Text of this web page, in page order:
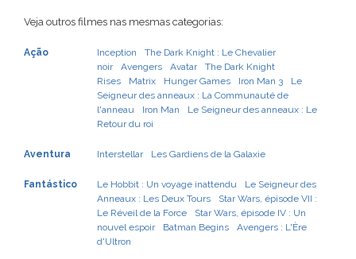
Veja outros filmes nas mesmas categorias:
Ação Inception
The Dark Knight : Le Chevalier
noir
Avengers Avatar
The Dark Knight
Rises
Matrix Hunger Games Iron Man 3
Le
Seigneur des anneaux : La Communauté de
l'anneau
Iron Man
Le Seigneur des anneaux : Le
Retour du roi
Aventura Interstellar Les Gardiens de la Galaxie
Fantástico Le Hobbit : Un voyage inattendu
Le Seigneur des
Anneaux : Les Deux Tours
Star Wars, épisode VII :
Le Réveil de la Force
Star Wars, épisode IV : Un
nouvel espoir
Batman Begins
Avengers : L'Ère
d'Ultron